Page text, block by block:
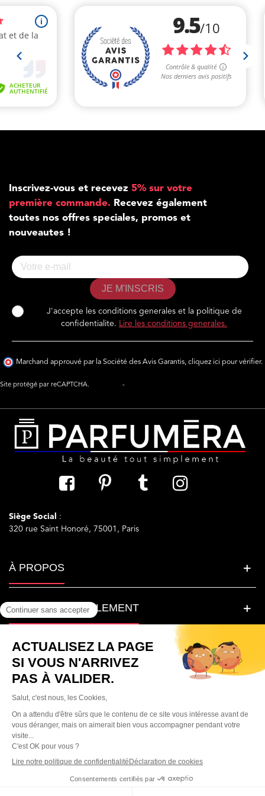
Inscrivez-vous et recevez 5% sur votre
première commande. Recevez également
toutes nos offres speciales, promos et
nouveautes !
JE M'INSCRIS
J'accepte les conditions generales et la politique de
confidentialite.
Lire les conditions generales.
Marchand approuvé par la Société des Avis Garantis, cliquez ici pour vérifier.
Site protégé par reCAPTCHA. -
Siège Social
:
320 rue Saint Honoré, 75001, Paris
À PROPOS
LA BEAUTE SIMPLEMENT
BESOIN D'AIDE ?